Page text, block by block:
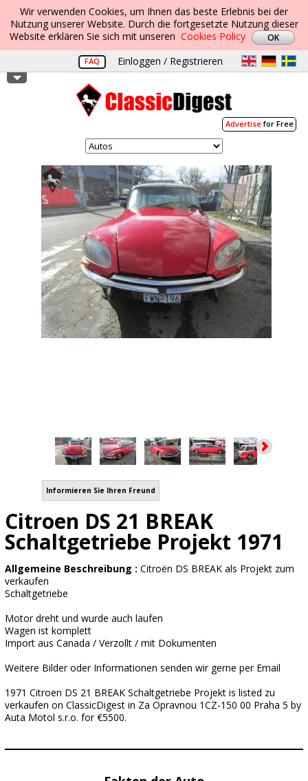
Wir verwenden Cookies, um Ihnen das beste Erlebnis bei der
Nutzung unserer Website. Durch die fortgesetzte Nutzung dieser
Website erklären Sie sich mit unseren Cookies Policy
FAQ Einloggen / Registrieren
Advertisefor Free
Informieren Sie Ihren Freund
Citroen DS 21 BREAK
Schaltgetriebe Projekt 1971
Allgemeine Beschreibung : Citroën DS BREAK als Projekt zum
verkaufen
Schaltgetriebe
Motor dreht und wurde auch laufen
Wagen ist komplett
Import aus Canada / Verzollt / mit Dokumenten
Weitere Bilder oder Informationen senden wir gerne per Email
1971 Citroen DS 21 BREAK Schaltgetriebe Projekt is listed zu
verkaufen on ClassicDigest in Za Opravnou 1CZ-150 00 Praha 5 by
Auta Motol s.r.o. for €5500.